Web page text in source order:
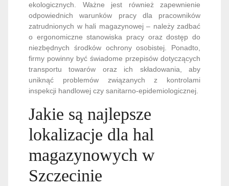
ekologicznych. Ważne jest również zapewnienie
odpowiednich warunków pracy dla pracowników
zatrudnionych w hali magazynowej – należy zadbać
o ergonomiczne stanowiska pracy oraz dostęp do
niezbędnych środków ochrony osobistej. Ponadto,
firmy powinny być świadome przepisów dotyczących
transportu towarów oraz ich składowania, aby
uniknąć problemów związanych z kontrolami
inspekcji handlowej czy sanitarno-epidemiologicznej.
Jakie są najlepsze
lokalizacje dla hal
magazynowych w
Szczecinie